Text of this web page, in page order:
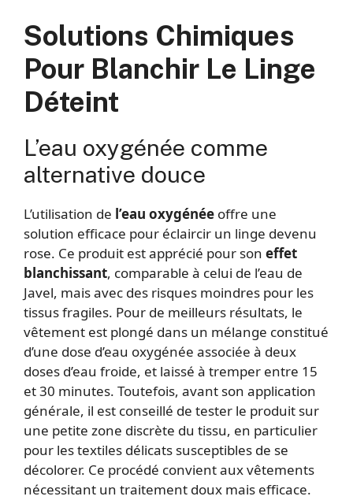
Solutions Chimiques
Pour Blanchir Le Linge
Déteint
L’eau oxygénée comme
alternative douce
L’utilisation de l’eau oxygénée offre une
solution efficace pour éclaircir un linge devenu
rose. Ce produit est apprécié pour son effet
blanchissant, comparable à celui de l’eau de
Javel, mais avec des risques moindres pour les
tissus fragiles. Pour de meilleurs résultats, le
vêtement est plongé dans un mélange constitué
d’une dose d’eau oxygénée associée à deux
doses d’eau froide, et laissé à tremper entre 15
et 30 minutes. Toutefois, avant son application
générale, il est conseillé de tester le produit sur
une petite zone discrète du tissu, en particulier
pour les textiles délicats susceptibles de se
décolorer. Ce procédé convient aux vêtements
nécessitant un traitement doux mais efficace.